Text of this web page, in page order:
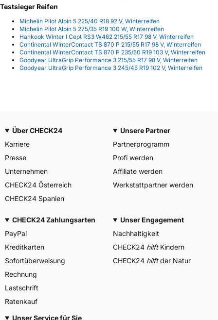
Testsieger Reifen
Michelin Pilot Alpin 5 225/40 R18 92 V, Winterreifen
Michelin Pilot Alpin 5 275/35 R19 100 W, Winterreifen
Hankook Winter I Cept RS3 W462 215/55 R17 98 V, Winterreifen
Continental WinterContact TS 870 P 215/55 R17 98 V, Winterreifen
Continental WinterContact TS 870 P 235/50 R19 103 V, Winterreifen
Goodyear UltraGrip Performance 3 215/55 R17 98 V, Winterreifen
Goodyear UltraGrip Performance 3 245/45 R19 102 V, Winterreifen
Über CHECK24
Karriere
Presse
Unternehmen
CHECK24 Österreich
CHECK24 Spanien
Unsere Partner
Partnerprogramm
Profi werden
Affiliate werden
Werkstattpartner werden
CHECK24 Zahlungsarten
PayPal
Kreditkarten
Sofortüberweisung
Rechnung
Lastschrift
Ratenkauf
Unser Engagement
Nachhaltigkeit
CHECK24 hilftKindern
CHECK24 hilftder Natur
Unser Service für Sie